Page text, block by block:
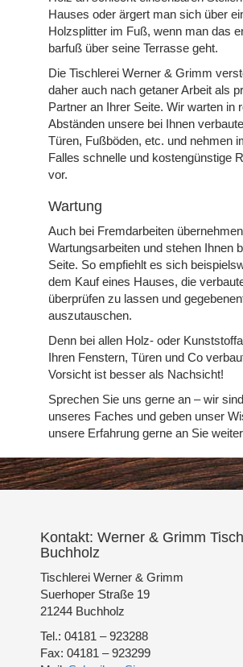
Hauses oder ärgert man sich über
Holzsplitter im Fuß, wenn man das
barfuß über seine Terrasse geht.
Die Tischlerei Werner & Grimm
daher auch nach getaner Arbeit als
Partner an Ihrer Seite. Wir warten in
Abständen unsere bei Ihnen
Türen, Fußböden, etc. und nehmen
Falles schnelle und kostengünstige
vor.
Wartung
Auch bei Fremdarbeiten
Wartungsarbeiten und stehen Ihnen
Seite. So empfiehlt es sich
dem Kauf eines Hauses, die
überprüfen zu lassen und
auszutauschen.
Denn bei allen Holz- oder
Ihren Fenstern, Türen und Co
Vorsicht ist besser als Nachsicht!
Sprechen Sie uns gerne an – wir
unseres Faches und geben unser
unsere Erfahrung gerne an Sie
Kontakt: Werner & Grimm
Buchholz
Tischlerei Werner & Grimm
Suerhoper Straße 19
21244 Buchholz
Tel.: 04181 – 923288
Fax: 04181 – 923299